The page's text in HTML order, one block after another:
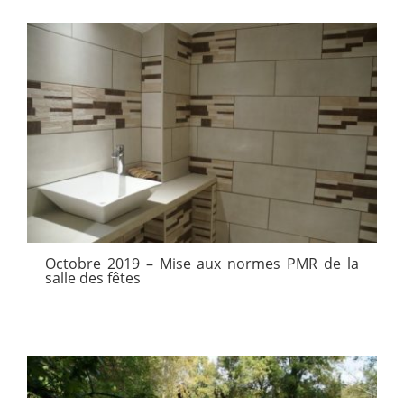
Octobre 2019 – Mise aux normes PMR de la
salle des fêtes